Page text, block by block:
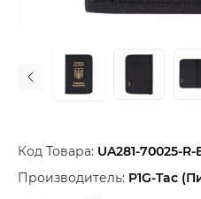
Код Товара: UA281-70025-R-
Производитель: P1G-Tac